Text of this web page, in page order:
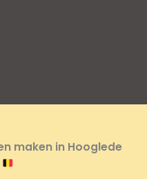
maken in Hooglede